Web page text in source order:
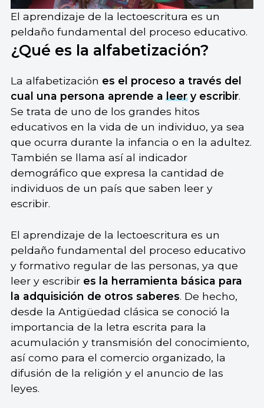
El aprendizaje de la lectoescritura es un
peldaño fundamental del proceso educativo.
¿Qué es la alfabetización?
La alfabetización es el proceso a través del
cual una persona aprende aleery escribir.
Se trata de uno de los grandes hitos
educativos en la vida de un individuo, ya sea
que ocurra durante la infancia o en la adultez.
También se llama así al indicador
demográfico que expresa la cantidad de
individuos de un país que saben leer y
escribir.
El aprendizaje de la lectoescritura es un
peldaño fundamental del proceso educativo
y formativo regular de las personas, ya que
leer y escribir es la herramienta básica para
la adquisición de otros saberes. De hecho,
desde la Antigüedad clásica se conoció la
importancia de la letra escrita para la
acumulación y transmisión del conocimiento,
así como para el comercio organizado, la
difusión de la religión y el anuncio de las
leyes.